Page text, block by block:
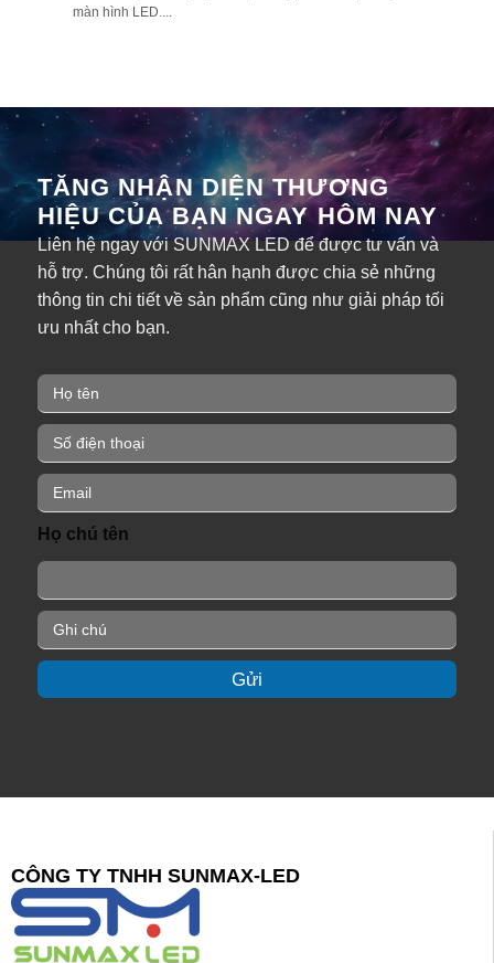
màn hình LED....
TĂNG NHẬN DIỆN THƯƠNG
HIỆU CỦA BẠN NGAY HÔM NAY
Liên hệ ngay với SUNMAX LED để được tư vấn và
hỗ trợ. Chúng tôi rất hân hạnh được chia sẻ những
thông tin chi tiết về sản phẩm cũng như giải pháp tối
ưu nhất cho bạn.
H
ọ
t
n
P
h
o
e
*
E
m
a
i
l
Họ chú tên
G
h
i
h
Gửi
CÔNG TY TNHH SUNMAX-LED